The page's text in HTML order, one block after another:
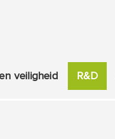
veiligheid R&D